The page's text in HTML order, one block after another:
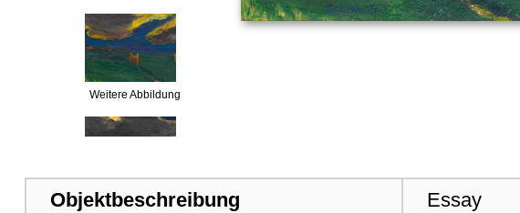
Weitere Abbildung
Weitere Abbildung
Objektbeschreibung Essay